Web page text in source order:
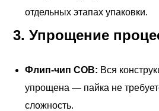
отдельных этапах упаковки.
3.Упрощение
Флип-чип COB: Вся
упрощена — пайка не
сложность.